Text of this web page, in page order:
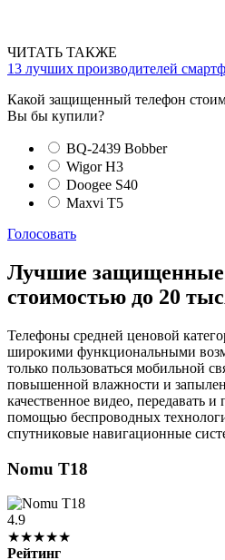
ЧИТАТЬ ТАКЖЕ
13 лучших производителей
Какой защищенный телефон
Вы бы купили?
BQ-2439 Bobber
Wigor H3
Doogee S40
Maxvi T5
Голосовать
Лучшие
стоимостью до 20
Телефоны средней ценовой
широкими функциональными
только пользоваться мобильной
повышенной влажности и
качественное видео, передавать и
помощью беспроводных
спутниковые навигационные
Nomu T18
4.9
★★★★★
Рейтинг